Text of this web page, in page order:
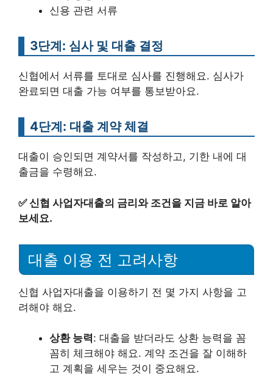
신용 관련 서류
3단계: 심사 및 대출 결정
신협에서 서류를 토대로 심사를 진행해요. 심사가
완료되면 대출 가능 여부를 통보받아요.
4단계: 대출 계약 체결
대출이 승인되면 계약서를 작성하고, 기한 내에 대
출금을 수령해요.
✅신협 사업자대출의 금리와 조건을 지금 바로 알아
보세요.
대출 이용 전 고려사항
신협 사업자대출을 이용하기 전 몇 가지 사항을 고
려해야 해요.
상환 능력: 대출을 받더라도 상환 능력을 꼼
꼼히 체크해야 해요. 계약 조건을 잘 이해하
고 계획을 세우는 것이 중요해요.